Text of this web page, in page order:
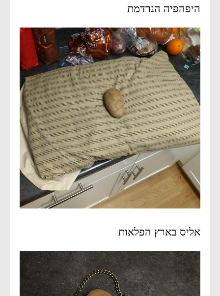
היפהפיה הנרדמת
אליס בארץ הפלאות